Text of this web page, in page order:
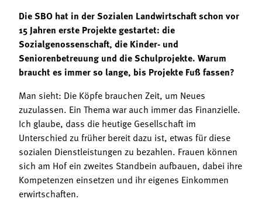
Die SBO hat in der Sozialen Landwirtschaft schon vor
15 Jahren erste Projekte gestartet: die
Sozialgenossenschaft, die Kinder- und
Seniorenbetreuung und die Schulprojekte. Warum
braucht es immer so lange, bis Projekte Fuß fassen?
Man sieht: Die Köpfe brauchen Zeit, um Neues
zuzulassen. Ein Thema war auch immer das Finanzielle.
Ich glaube, dass die heutige Gesellschaft im
Unterschied zu früher bereit dazu ist, etwas für diese
sozialen Dienstleistungen zu bezahlen. Frauen können
sich am Hof ein zweites Standbein aufbauen, dabei ihre
Kompetenzen einsetzen und ihr eigenes Einkommen
erwirtschaften.